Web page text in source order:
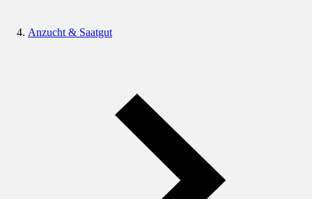
Anzucht & Saatgut